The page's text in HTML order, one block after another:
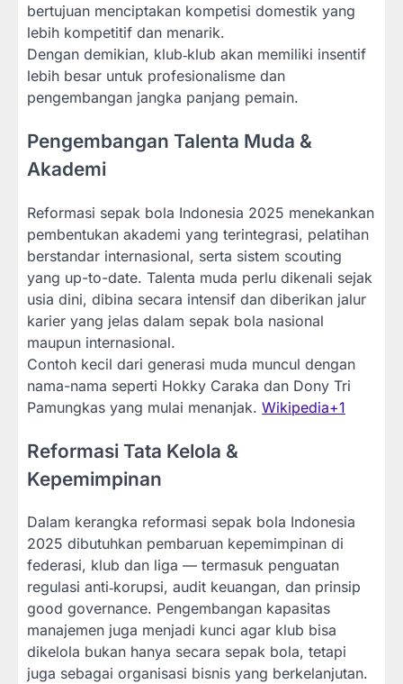
bertujuan menciptakan kompetisi domestik yang
lebih kompetitif dan menarik.
Dengan demikian, klub‐klub akan memiliki insentif
lebih besar untuk profesionalisme dan
pengembangan jangka panjang pemain.
Pengembangan Talenta Muda &
Akademi
Reformasi sepak bola Indonesia 2025 menekankan
pembentukan akademi yang terintegrasi, pelatihan
berstandar internasional, serta sistem scouting
yang up-to-date. Talenta muda perlu dikenali sejak
usia dini, dibina secara intensif dan diberikan jalur
karier yang jelas dalam sepak bola nasional
maupun internasional.
Contoh kecil dari generasi muda muncul dengan
nama-nama seperti Hokky Caraka dan Dony Tri
Pamungkas yang mulai menanjak. Wikipedia+1
Reformasi Tata Kelola &
Kepemimpinan
Dalam kerangka reformasi sepak bola Indonesia
2025 dibutuhkan pembaruan kepemimpinan di
federasi, klub dan liga — termasuk penguatan
regulasi anti‐korupsi, audit keuangan, dan prinsip
good governance. Pengembangan kapasitas
manajemen juga menjadi kunci agar klub bisa
dikelola bukan hanya secara sepak bola, tetapi
juga sebagai organisasi bisnis yang berkelanjutan.